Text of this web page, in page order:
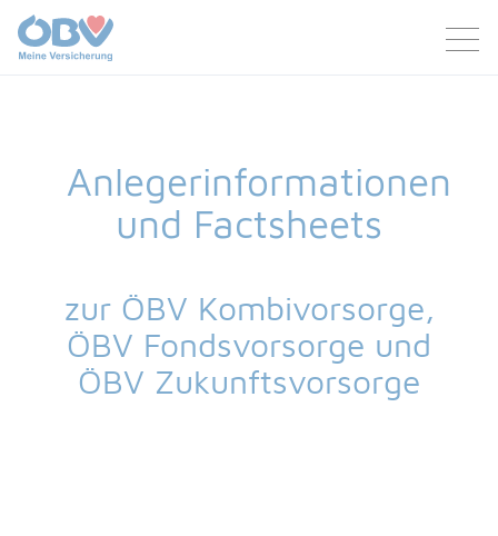
Anlegerinformationen
und Factsheets
zur ÖBV Kombivorsorge,
ÖBV Fondsvorsorge und
ÖBV Zukunftsvorsorge